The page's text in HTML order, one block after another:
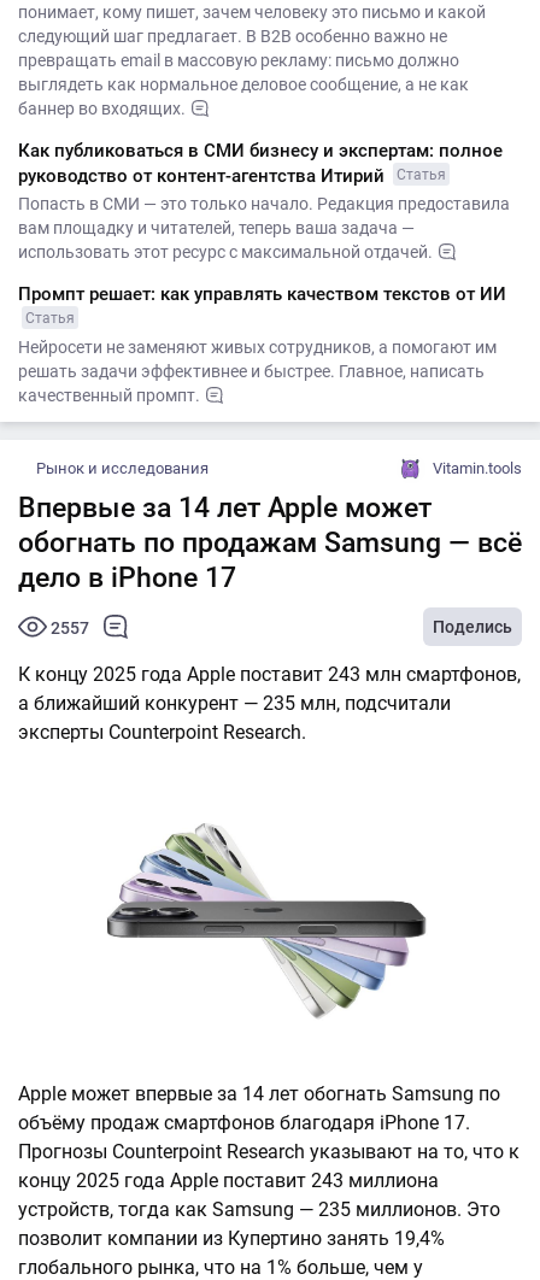
понимает, кому пишет, зачем человеку это письмо и какой
следующий шаг предлагает. В B2B особенно важно не
превращать email в массовую рекламу: письмо должно
выглядеть как нормальное деловое сообщение, а не как
баннер во входящих.
Как публиковаться в СМИ бизнесу и экспертам: полное
руководство от контент-агентства Итирий
Статья
Попасть в СМИ — это только начало. Редакция предоставила
вам площадку и читателей, теперь ваша задача —
использовать этот ресурс с максимальной отдачей.
Промпт решает: как управлять качеством текстов от ИИ
Статья
Нейросети не заменяют живых сотрудников, а помогают им
решать задачи эффективнее и быстрее. Главное, написать
качественный промпт.
Рынок и исследования Vitamin.tools
Впервые за 14 лет Apple может
обогнать по продажам Samsung — всё
дело в iPhone 17
2557 Поделись
К концу 2025 года Apple поставит 243 млн смартфонов,
а ближайший конкурент — 235 млн, подсчитали
эксперты Counterpoint Research.
Apple может впервые за 14 лет обогнать Samsung по
объёму продаж смартфонов благодаря iPhone 17.
Прогнозы Counterpoint Research указывают на то, что к
концу 2025 года Apple поставит 243 миллиона
устройств, тогда как Samsung — 235 миллионов. Это
позволит компании из Купертино занять 19,4%
глобального рынка, что на 1% больше, чем у